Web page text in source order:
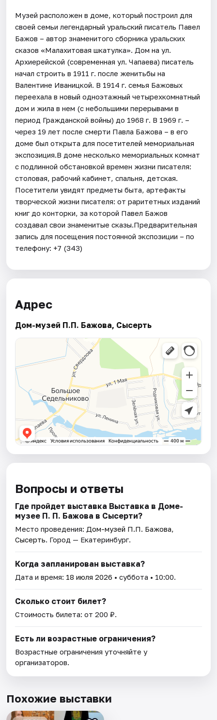
Музей расположен в доме, который построил для
своей семьи легендарный уральский писатель Павел
Бажов – автор знаменитого сборника уральских
сказов «Малахитовая шкатулка». Дом на ул.
Архиерейской (современная ул. Чапаева) писатель
начал строить в 1911 г. после женитьбы на
Валентине Иваницкой. В 1914 г. семья Бажовых
переехала в новый одноэтажный четырехкомнатный
дом и жила в нем (с небольшими перерывами в
период Гражданской войны) до 1968 г. В 1969 г. –
через 19 лет после смерти Павла Бажова – в его
доме был открыта для посетителей мемориальная
экспозиция.В доме несколько мемориальных комнат
с подлинной обстановкой времен жизни писателя:
столовая, рабочий кабинет, спальня, детская.
Посетители увидят предметы быта, артефакты
творческой жизни писателя: от раритетных изданий
книг до конторки, за которой Павел Бажов
создавал свои знаменитые сказы.Предварительная
запись для посещения постоянной экспозиции – по
телефону: +7 (343)
Адрес
Дом-музей П.П. Бажова, Сысерть
Вопросы и ответы
Где пройдет выставка Выставка в Доме-
музее П. П. Бажова в Сысерти?
Место проведения: Дом-музей П.П. Бажова,
Сысерть. Город — Екатеринбург.
Когда запланирован выставка?
Дата и время: 18 июля 2026 • суббота • 10:00.
Сколько стоит билет?
Стоимость билета: от 200 ₽.
Есть ли возрастные ограничения?
Возрастные ограничения уточняйте у
организаторов.
Похожие выставки